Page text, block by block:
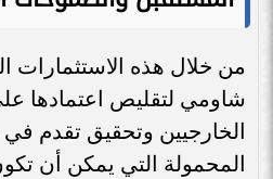
من خلال هذه الاستثمارات
شاومي لتقليص اعتمادها
الخارجيين وتحقيق تقدم
المحمولة التي يمكن أن